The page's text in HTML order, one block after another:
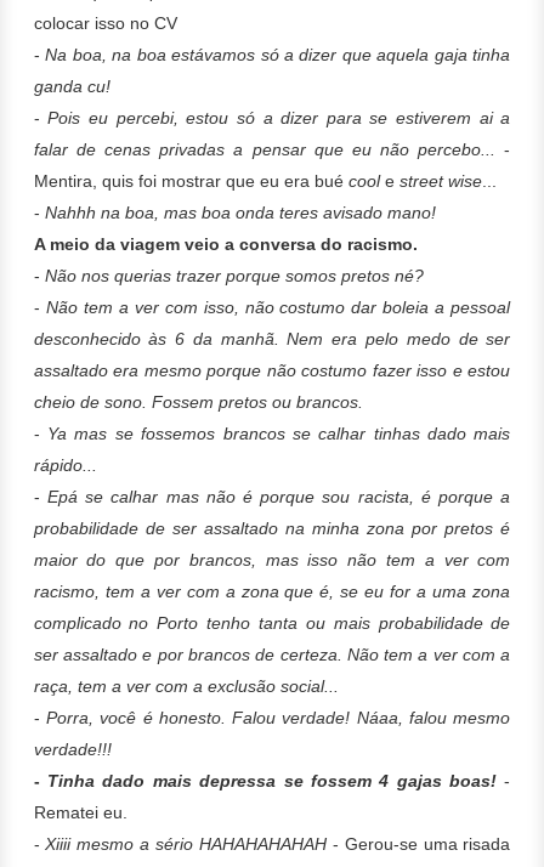
colocar isso no CV
-Na boa, na boa estávamos só a dizer que aquela gaja tinha
ganda cu!
-Pois eu percebi, estou só a dizer para se estiverem ai a
falar de cenas privadas a pensar que eu não percebo... -
Mentira, quis foi mostrar que eu era bué coole street wise...
- Nahhh na boa, mas boa onda teres avisado mano!
A meio da viagem veio a conversa do racismo.
- Não nos querias trazer porque somos pretos né?
- Não tem a ver com isso, não costumo dar boleia a pessoal
desconhecido às 6 da manhã. Nem era pelo medo de ser
assaltado era mesmo porque não costumo fazer isso e estou
cheio de sono. Fossem pretos ou brancos.
- Ya mas se fossemos brancos se calhar tinhas dado mais
rápido...
- Epá se calhar mas não é porque sou racista, é porque a
probabilidade de ser assaltado na minha zona por pretos é
maior do que por brancos, mas isso não tem a ver com
racismo, tem a ver com a zona que é, se eu for a uma zona
complicado no Porto tenho tanta ou mais probabilidade de
ser assaltado e por brancos de certeza. Não tem a ver com a
raça, tem a ver com a exclusão social...
- Porra, você é honesto. Falou verdade! Náaa, falou mesmo
verdade!!!
- Tinha dado mais depressa se fossem 4 gajas boas! -
Rematei eu.
-Xiiii mesmo a sério HAHAHAHAHAH - Gerou-se uma risada